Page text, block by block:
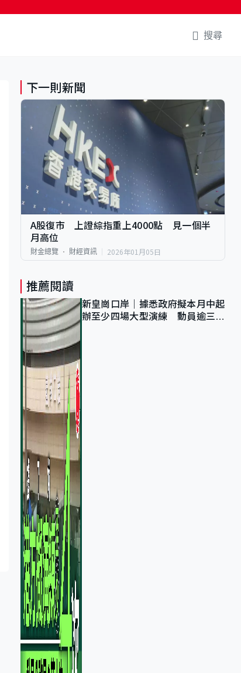
搜尋
下一則新聞
A股復市 上證綜指重上4000點 見一個半
月高位
財金總覽 財經資訊 2026年01月05日
推薦閱讀
新皇崗口岸｜據悉政府擬本月中起
辦至少四場大型演練 動員逾三萬